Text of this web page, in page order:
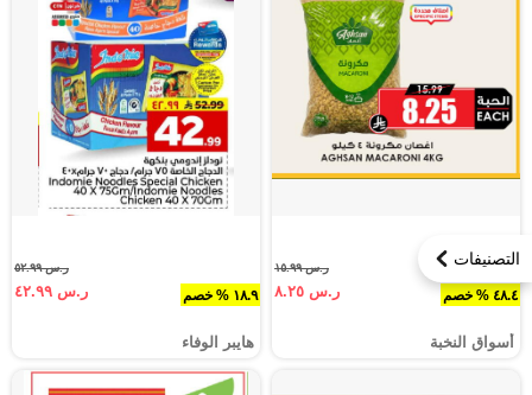
التصنيفات
٤٨.٤ % خصم
ر.س ١٥.٩٩
ر.س ٨.٢٥
أسواق النخبة
١٨.٩ % خصم
ر.س ٥٢.٩٩
ر.س ٤٢.٩٩
هايبر الوفاء